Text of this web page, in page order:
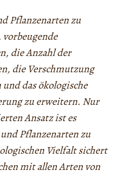
Pflanzenarten zu
die Anzahl der
die Verschmutzung
das ökologische
zu erweitern. Nur
Ansatz ist es
Pflanzenarten zu
Vielfalt sichert
mit allen Arten von